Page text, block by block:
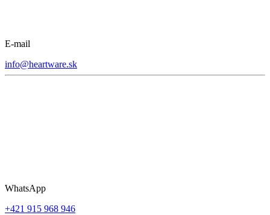
E-mail
info@heartware.sk
WhatsApp
+421 915 968 946